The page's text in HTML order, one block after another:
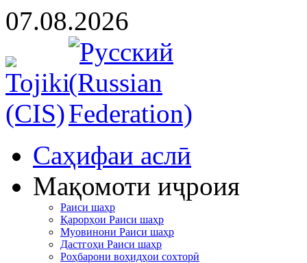
07.08.2026
Cаҳифаи аслӣ
Мақомоти иҷроия
Раиси шаҳр
Қарорҳои Раиси шаҳр
Муовинони Раиси шаҳр
Дастгоҳи Раиси шаҳр
Роҳбарони воҳидҳои сохторӣ